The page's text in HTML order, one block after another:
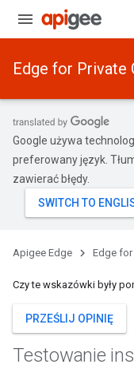
Edge for Private
Google używa
preferowany język.
zawierać błędy.
Apigee Edge Edge for
Czy te wskazówki były
PRZEŚLIJ OPINIĘ
Testowanie